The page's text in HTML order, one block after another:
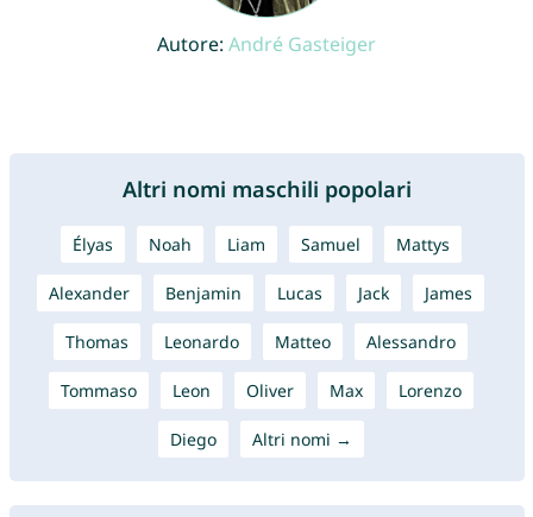
Autore: André Gasteiger
Altri nomi maschili popolari
Élyas Noah Liam Samuel Mattys
Alexander Benjamin Lucas Jack James
Thomas Leonardo Matteo Alessandro
Tommaso Leon Oliver Max Lorenzo
Diego Altri nomi →